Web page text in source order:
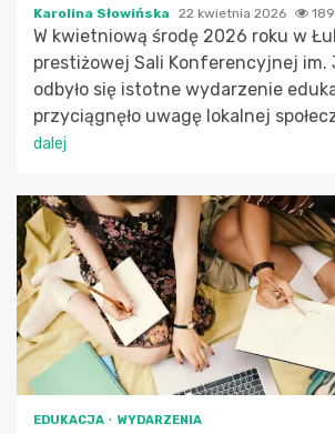
Karolina Słowińska 22 kwietnia 2026 189
W kwietniową środę 2026 roku w
prestiżowej Sali Konferencyjnej im.
odbyło się istotne wydarzenie
przyciągnęło uwagę lokalnej
dalej
EDUKACJA WYDARZENIA